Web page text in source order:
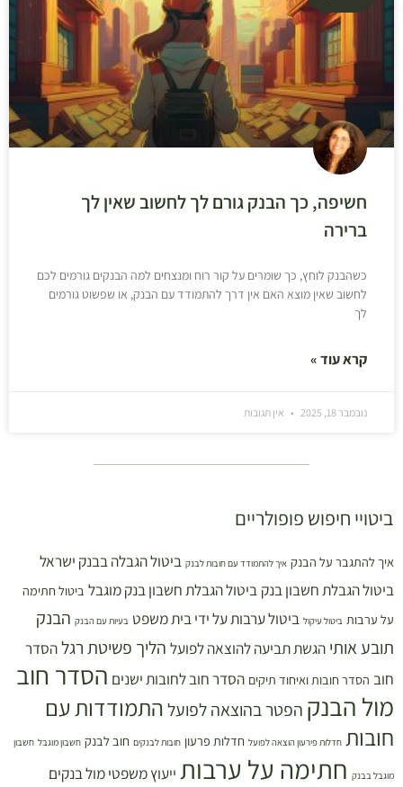
חשיפה, כך הבנק גורם לך לחשוב שאין לך
ברירה
כשהבנק לוחץ, כך שומרים על קור רוח ומנצחים למה הבנקים גורמים לכם
לחשוב שאין מוצא האם אין דרך להתמודד עם הבנק, או שפשוט גורמים
לך
קרא עוד »
נובמבר 18, 2025 אין תגובות
ביטויי חיפוש פופולריים
איך להתגבר על הבנק איך להתמודד עם חובות לבנק ביטול הגבלה בבנק ישראל
ביטול הגבלת חשבון בנק ביטול הגבלת חשבון בנק מוגבל ביטול חתימה
על ערבות ביטול עיקול ביטול ערבות על ידי בית משפט בעיות עם הבנק הבנק
תובע אותי הגשת תביעה להוצאה לפועל הליך פשיטת רגל הסדר
חוב הסדר חובות ואיחוד תיקים הסדר חוב לחובות ישנים הסדר חוב
מול הבנק הפטר בהוצאה לפועל התמודדות עם
חובות חדלות פירעון הוצאה לפועל חדלות פרעון חובות לבנקים חוב לבנק חשבון מוגבל חשבון
מוגבל בבנק חתימה על ערבות ייעוץ משפטי מול בנקים